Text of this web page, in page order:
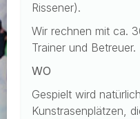
Rissener).
Wir rechnen mit ca.
Trainer und Betreuer.
WO
Gespielt wird
Kunstrasenplätzen,